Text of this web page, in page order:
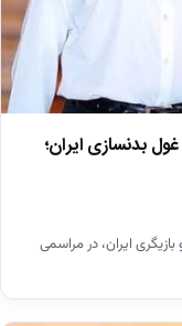
بدنسازی ایران؛
ایران، در مراسمی